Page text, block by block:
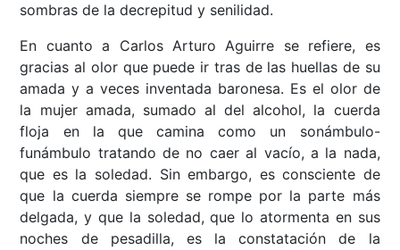
sombras de la decrepitud y senilidad.
En cuanto a Carlos Arturo Aguirre se refiere, es
gracias al olor que puede ir tras de las huellas de su
amada y a veces inventada baronesa. Es el olor de
la mujer amada, sumado al del alcohol, la cuerda
floja en la que camina como un sonámbulo-
funámbulo tratando de no caer al vacío, a la nada,
que es la soledad. Sin embargo, es consciente de
que la cuerda siempre se rompe por la parte más
delgada, y que la soledad, que lo atormenta en sus
noches de pesadilla, es la constatación de la